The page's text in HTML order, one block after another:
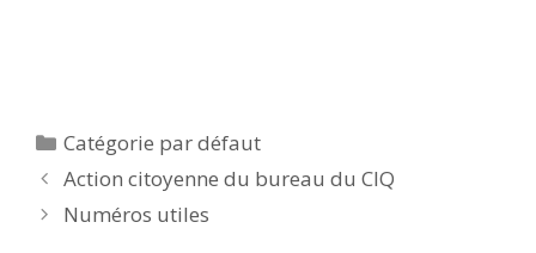
Catégories
Catégorie par défaut
Action citoyenne du bureau du CIQ
Numéros utiles